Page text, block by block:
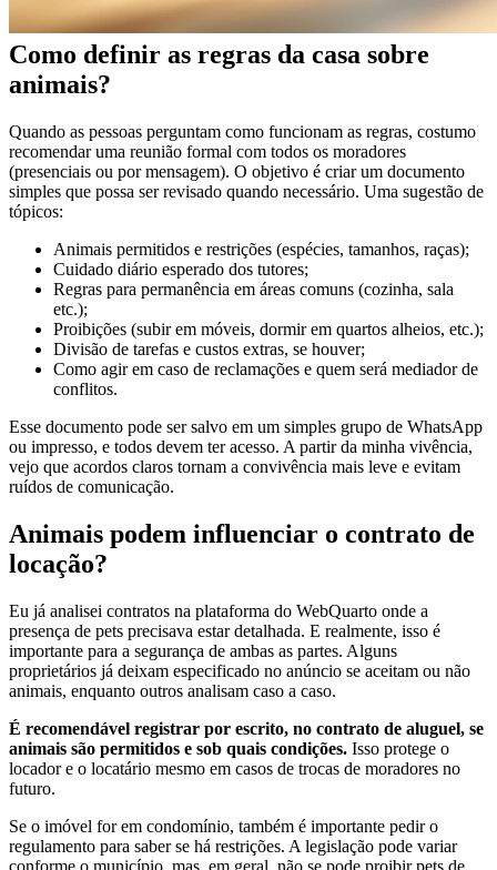
Como definir as regras da casa sobre
animais?
Quando as pessoas perguntam como funcionam as regras, costumo
recomendar uma reunião formal com todos os moradores
(presenciais ou por mensagem). O objetivo é criar um documento
simples que possa ser revisado quando necessário. Uma sugestão de
tópicos:
Animais permitidos e restrições (espécies, tamanhos, raças);
Cuidado diário esperado dos tutores;
Regras para permanência em áreas comuns (cozinha, sala
etc.);
Proibições (subir em móveis, dormir em quartos alheios, etc.);
Divisão de tarefas e custos extras, se houver;
Como agir em caso de reclamações e quem será mediador de
conflitos.
Esse documento pode ser salvo em um simples grupo de WhatsApp
ou impresso, e todos devem ter acesso. A partir da minha vivência,
vejo que acordos claros tornam a convivência mais leve e evitam
ruídos de comunicação.
Animais podem influenciar o contrato de
locação?
Eu já analisei contratos na plataforma do WebQuarto onde a
presença de pets precisava estar detalhada. E realmente, isso é
importante para a segurança de ambas as partes. Alguns
proprietários já deixam especificado no anúncio se aceitam ou não
animais, enquanto outros analisam caso a caso.
É recomendável registrar por escrito, no contrato de aluguel, se
animais são permitidos e sob quais condições. Isso protege o
locador e o locatário mesmo em casos de trocas de moradores no
futuro.
Se o imóvel for em condomínio, também é importante pedir o
regulamento para saber se há restrições. A legislação pode variar
conforme o município, mas, em geral, não se pode proibir pets de